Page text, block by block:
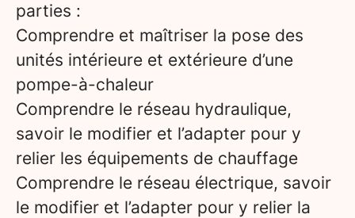
parties :
Comprendre et maîtriser la pose des
unités intérieure et extérieure d’une
pompe-à-chaleur
Comprendre le réseau hydraulique,
savoir le modifier et l’adapter pour y
relier les équipements de chauffage
Comprendre le réseau électrique, savoir
le modifier et l’adapter pour y relier la